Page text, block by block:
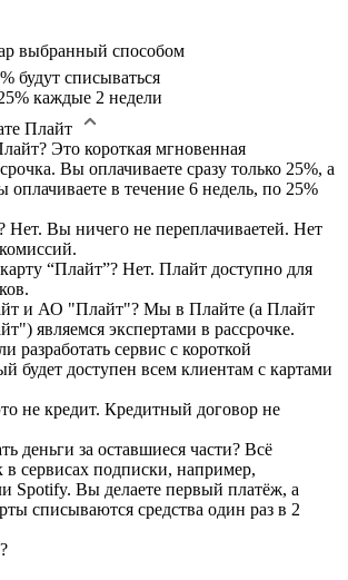
выбранный способом
будут списываться
каждые 2 недели
Плайт
Это короткая мгновенная
Вы оплачиваете сразу только 25%, а
оплачиваете в течение 6 недель, по 25%
Нет. Вы ничего не переплачиваетей. Нет
“Плайт”? Нет. Плайт доступно для
и АО "Плайт"? Мы в Плайте (а Плайт
являемся экспертами в рассрочке.
сервис с короткой
будет доступен всем клиентам с картами
не кредит. Кредитный договор не
деньги за оставшиеся части? Всё
в сервисах подписки, например,
Spotify. Вы делаете первый платёж, а
списываются средства один раз в 2